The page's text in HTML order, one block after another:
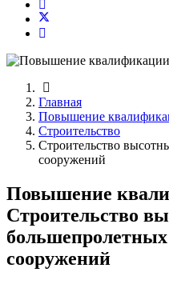
Главная
Повышение
Строительство
Строительство
сооружений
Повышение
Строительство
сооружений